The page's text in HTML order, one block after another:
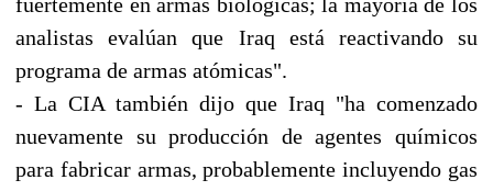
analistas evalúan que Iraq está reactivando su
programa de armas atómicas".
- La CIA también dijo que Iraq "ha comenzado
nuevamente su producción de agentes químicos
para fabricar armas, probablemente incluyendo gas